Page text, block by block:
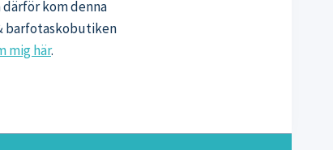
kom denna
barfotaskobutiken
mig här.